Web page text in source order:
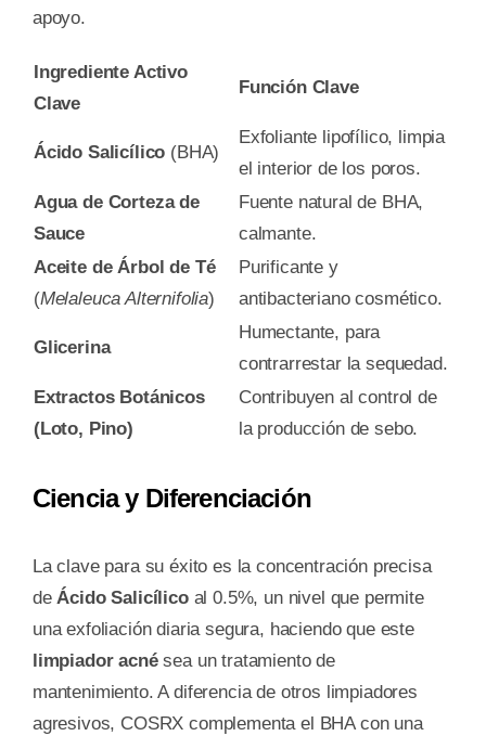
apoyo.
Ingrediente Activo
Clave
Función Clave
Ácido Salicílico (BHA)
Exfoliante lipofílico, limpia
el interior de los poros.
Agua de Corteza de
Sauce
Fuente natural de BHA,
calmante.
Aceite de Árbol de Té
(Melaleuca Alternifolia)
Purificante y
antibacteriano cosmético.
Glicerina
Humectante, para
contrarrestar la sequedad.
Extractos Botánicos
(Loto, Pino)
Contribuyen al control de
la producción de sebo.
Ciencia y Diferenciación
La clave para su éxito es la concentración precisa
deÁcido Salicílicoal 0.5%, un nivel que permite
una exfoliación diaria segura, haciendo que este
limpiador acnésea un tratamiento de
mantenimiento. A diferencia de otros limpiadores
agresivos, COSRX complementa el BHA con una